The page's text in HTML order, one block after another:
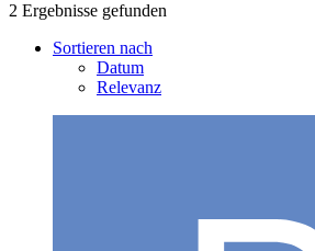
2 Ergebnisse gefunden
Sortieren nach
Datum
Relevanz